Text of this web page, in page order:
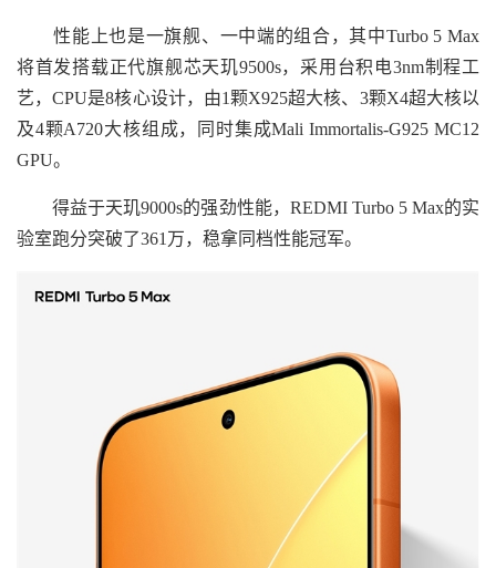
性能上也是一旗舰、一中端的组合，其中Turbo 5 Max
将首发搭载正代旗舰芯天玑9500s，采用台积电3nm制程工
艺，CPU是8核心设计，由1颗X925超大核、3颗X4超大核以
及4颗A720大核组成，同时集成Mali Immortalis-G925 MC12
GPU。
得益于天玑9000s的强劲性能，REDMI Turbo 5 Max的实
验室跑分突破了361万，稳拿同档性能冠军。